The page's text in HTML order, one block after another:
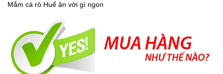
Mắm cá rò Huế ăn với gì ngon